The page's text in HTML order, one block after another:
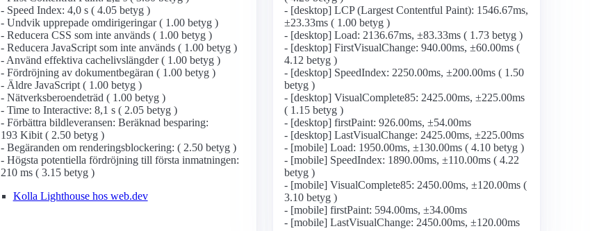
- Speed Index: 4,0 s ( 4.05 betyg )
- Undvik upprepade omdirigeringar ( 1.00 betyg )
- Reducera CSS som inte används ( 1.00 betyg )
- Reducera JavaScript som inte används ( 1.00 betyg )
- Använd effektiva cachelivslängder ( 1.00 betyg )
- Fördröjning av dokumentbegäran ( 1.00 betyg )
- Äldre JavaScript ( 1.00 betyg )
- Nätverksberoendeträd ( 1.00 betyg )
- Time to Interactive: 8,1 s ( 2.05 betyg )
- Förbättra bildleveransen: Beräknad besparing:
193 Kibit ( 2.50 betyg )
- Begäranden om renderingsblockering: ( 2.50 betyg )
- Högsta potentiella fördröjning till första inmatningen:
210 ms ( 3.15 betyg )
Kolla Lighthouse hos web.dev
- [desktop] LCP (Largest Contentful Paint): 1546.67ms,
±23.33ms ( 1.00 betyg )
- [desktop] Load: 2136.67ms, ±83.33ms ( 1.73 betyg )
- [desktop] FirstVisualChange: 940.00ms, ±60.00ms (
4.12 betyg )
- [desktop] SpeedIndex: 2250.00ms, ±200.00ms ( 1.50
betyg )
- [desktop] VisualComplete85: 2425.00ms, ±225.00ms
( 1.15 betyg )
- [desktop] firstPaint: 926.00ms, ±54.00ms
- [desktop] LastVisualChange: 2425.00ms, ±225.00ms
- [mobile] Load: 1950.00ms, ±130.00ms ( 4.10 betyg )
- [mobile] SpeedIndex: 1890.00ms, ±110.00ms ( 4.22
betyg )
- [mobile] VisualComplete85: 2450.00ms, ±120.00ms (
3.10 betyg )
- [mobile] firstPaint: 594.00ms, ±34.00ms
- [mobile] LastVisualChange: 2450.00ms, ±120.00ms